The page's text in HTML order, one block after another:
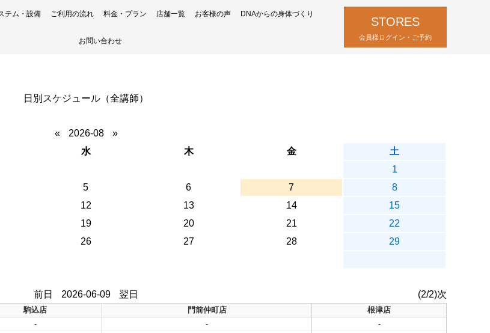
テム・設備 ご利用の流れ 料金・プラン 店舗一覧 お客様の声 DNAからの身体づくり
お問い合わせ
STORES
会員様ログイン・ご予約
日別スケジュール（全講師）
« 2026-08
»
水 木 金
土
1
5 6 7
8
12 13 14
15
19 20 21
22
26 27 28
29
前日 2026-06-09 翌日 (2/2)次
駒込店 門前仲町店
根津店
- -
-